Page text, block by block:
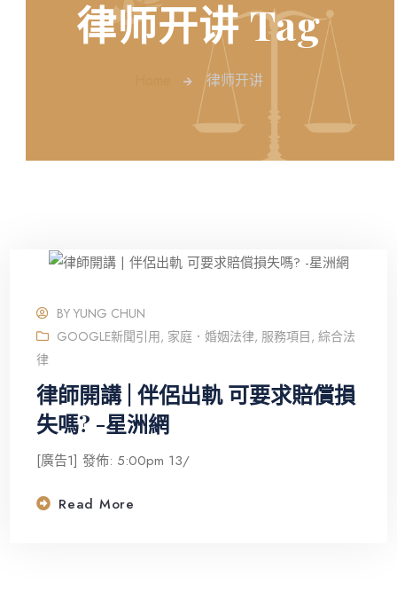
律师开讲 Tag
律师开讲
BYYUNG CHUN
GOOGLE新聞引用, 家庭．婚姻法律, 服務項目,綜合法
律
律師開講 | 伴侶出軌 可要求賠償損
失嗎? -星洲網
[廣告1] 發佈: 5:00pm 13/
Read More